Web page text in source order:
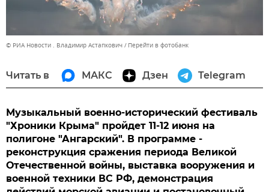
© РИА Новости . Владимир Астапкович Перейти в фотобанк
Читать в МАКС Дзен Telegram
Музыкальный военно-исторический фестиваль
"Хроники Крыма" пройдет 11-12 июня на
полигоне "Ангарский". В программе -
реконструкция сражения периода Великой
Отечественной войны, выставка вооружения и
военной техники ВС РФ, демонстрация